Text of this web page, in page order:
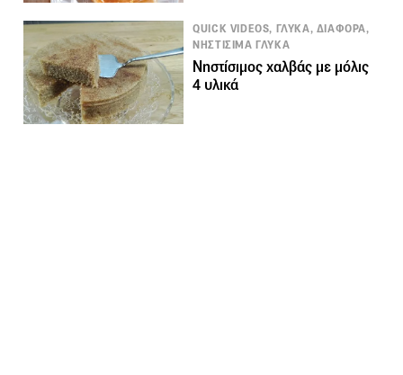
QUICK VIDEOS, ΓΛΥΚΑ, ΔΙΑΦΟΡΑ,
ΝΗΣΤΙΣΙΜΑ ΓΛΥΚΑ
Νηστίσιμος χαλβάς με μόλις
4 υλικά